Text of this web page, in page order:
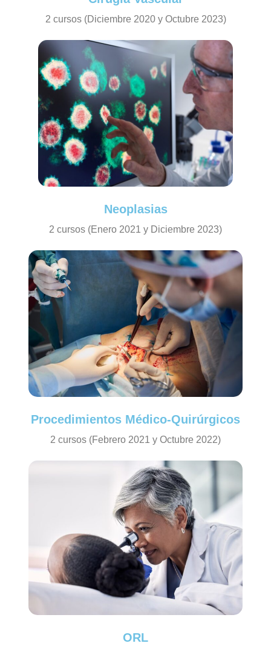
2 cursos (Diciembre 2020 y Octubre 2023)
Neoplasias
2 cursos (Enero 2021 y Diciembre 2023)
Procedimientos Médico-Quirúrgicos
2 cursos (Febrero 2021 y Octubre 2022)
ORL